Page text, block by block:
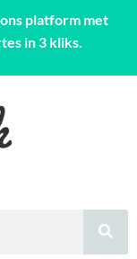
platform met
in 3 kliks.